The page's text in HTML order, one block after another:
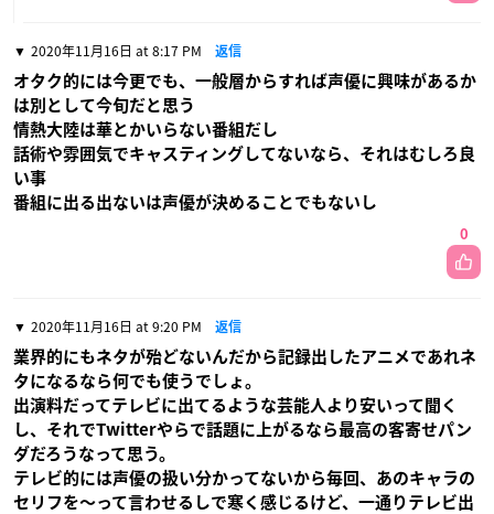
2020年11月16日 at 8:17 PM 返信
オタク的には今更でも、一般層からすれば声優に興味があるか
は別として今旬だと思う
情熱大陸は華とかいらない番組だし
話術や雰囲気でキャスティングしてないなら、それはむしろ良
い事
番組に出る出ないは声優が決めることでもないし
0
2020年11月16日 at 9:20 PM 返信
業界的にもネタが殆どないんだから記録出したアニメであれネ
タになるなら何でも使うでしょ。
出演料だってテレビに出てるような芸能人より安いって聞く
し、それでTwitterやらで話題に上がるなら最高の客寄せパン
ダだろうなって思う。
テレビ的には声優の扱い分かってないから毎回、あのキャラの
セリフを〜って言わせるしで寒く感じるけど、一通りテレビ出